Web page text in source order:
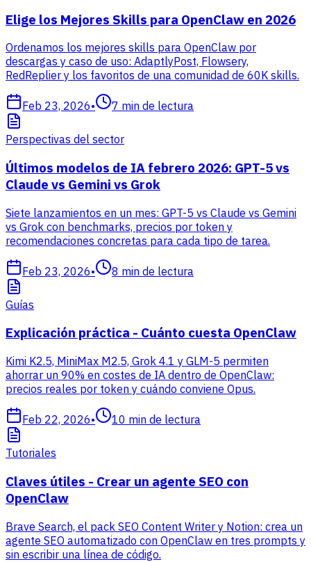
Elige los Mejores Skills para OpenClaw en 2026
Ordenamos los mejores skills para OpenClaw por
descargas y caso de uso: AdaptlyPost, Flowsery,
RedReplier y los favoritos de una comunidad de 60K skills.
Feb 23, 2026• 7 min de lectura
Perspectivas del sector
Últimos modelos de IA febrero 2026: GPT-5 vs
Claude vs Gemini vs Grok
Siete lanzamientos en un mes: GPT-5 vs Claude vs Gemini
vs Grok con benchmarks, precios por token y
recomendaciones concretas para cada tipo de tarea.
Feb 23, 2026• 8 min de lectura
Guías
Explicación práctica - Cuánto cuesta OpenClaw
Kimi K2.5, MiniMax M2.5, Grok 4.1 y GLM-5 permiten
ahorrar un 90% en costes de IA dentro de OpenClaw:
precios reales por token y cuándo conviene Opus.
Feb 22, 2026• 10 min de lectura
Tutoriales
Claves útiles - Crear un agente SEO con
OpenClaw
Brave Search, el pack SEO Content Writer y Notion: crea un
agente SEO automatizado con OpenClaw en tres prompts y
sin escribir una línea de código.